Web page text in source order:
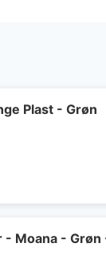
Plast - Grøn
Moana -